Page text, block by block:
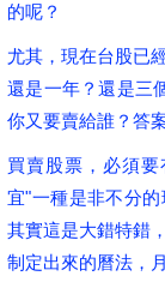
的呢？
尤其，現在台股已
還是一年？還是三
你又要賣給誰？答
買賣股票，必須
宜"一種是非不分
其實這是大錯特錯
制定出來的曆法，